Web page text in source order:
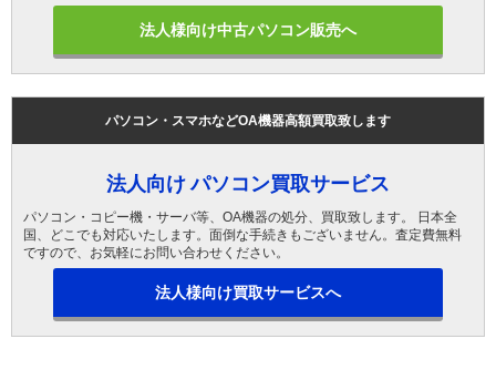
法人様向け中古パソコン販売へ
パソコン・スマホなどOA機器高額買取致します
法人向け パソコン買取サービス
パソコン・コピー機・サーバ等、OA機器の処分、買取致します。 日本全
国、どこでも対応いたします。面倒な手続きもございません。査定費無料
ですので、お気軽にお問い合わせください。
法人様向け買取サービスへ